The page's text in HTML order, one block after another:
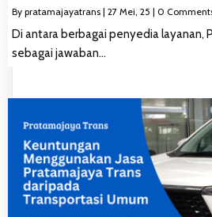
By pratamajayatrans | 27 Mei, 25 | 0
Di antara berbagai penyedia layanan,
sebagai jawaban…